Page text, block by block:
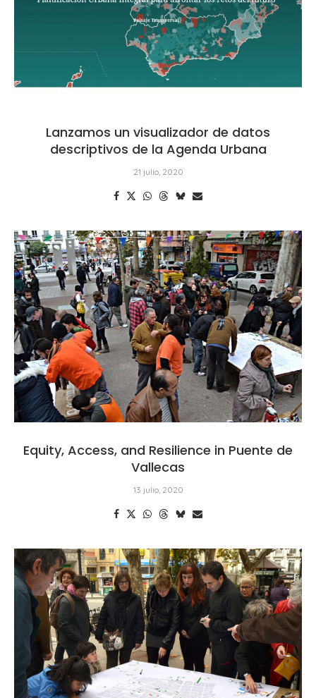
Lanzamos un visualizador de datos
descriptivos de la Agenda Urbana
21 julio, 2020
Equity, Access, and Resilience in Puente de
Vallecas
13 julio, 2020